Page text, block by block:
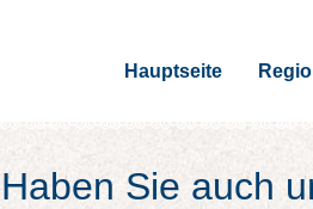
Hauptseite
Haben Sie auch